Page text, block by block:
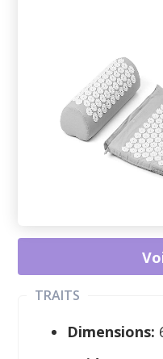
TRAITS
Dimensions: